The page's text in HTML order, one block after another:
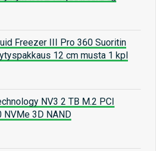
Freezer III Pro 360 Suoritin
12 cm musta 1 kpl
NV3 2 TB M.2 PCI
NVMe 3D NAND